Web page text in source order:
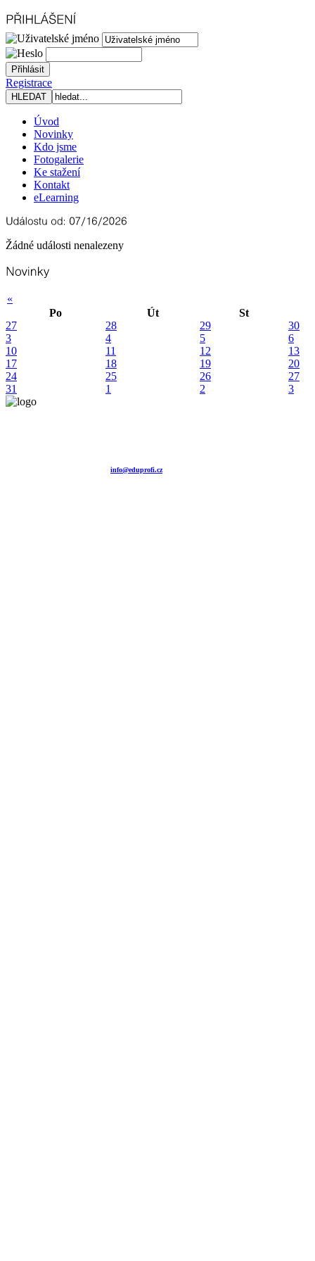
Registrace
Úvod
Novinky
Kdo jsme
Fotogalerie
Ke stažení
Kontakt
eLearning
Žádné události nenalezeny
«
Po
Út
St
27
28 29
30
3
4 5
6
10
11 12
13
17
18 19
20
24
25 26
27
31
1 2 3
info@eduprofi.cz